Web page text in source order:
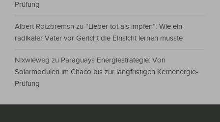
Prüfung
Albert Rotzbremsn zu “Lieber tot als impfen“: Wie ein
radikaler Vater vor Gericht die Einsicht lernen musste
Nixwieweg zu Paraguays Energiestrategie: Von
Solarmodulen im Chaco bis zur langfristigen Kernenergie-
Prüfung